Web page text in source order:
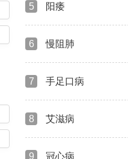
5 阳痿
6 慢阻肺
7 手足口病
8 艾滋病
9 冠心病